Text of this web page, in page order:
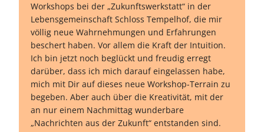
Workshops bei der „Zukunftswerkstatt“ in der
Lebensgemeinschaft Schloss Tempelhof, die mir
völlig neue Wahrnehmungen und Erfahrungen
beschert haben. Vor allem die Kraft der Intuition.
Ich bin jetzt noch beglückt und freudig erregt
darüber, dass ich mich darauf eingelassen habe,
mich mit Dir auf dieses neue Workshop-Terrain zu
begeben. Aber auch über die Kreativität, mit der
an nur einem Nachmittag wunderbare
„Nachrichten aus der Zukunft“ entstanden sind.